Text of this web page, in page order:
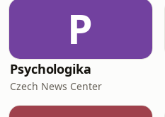
P
Psychologika
Czech News Center